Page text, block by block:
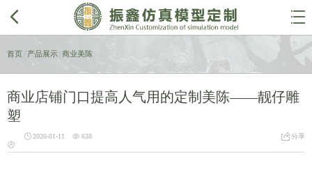
 
首页 产品展示/商业美陈
商业店铺门口提高人气用的定制美陈——靓仔雕
塑

 2020-01-11  638 分享